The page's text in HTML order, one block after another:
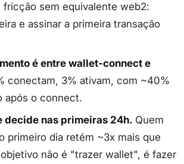
fricção sem equivalente web2:
e assinar a primeira transação
é entre wallet-connect e
conectam, 3% ativam, com ~40%
após o connect.
decide nas primeiras 24h. Quem
primeiro dia retém ~3x mais que
não é "trazer wallet", é fazer